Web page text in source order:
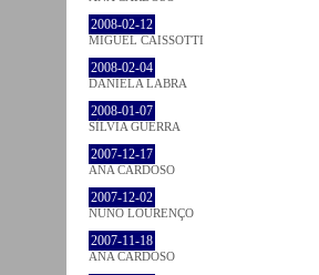
2008-02-12
MIGUEL CAISSOTTI
2008-02-04
DANIELA LABRA
2008-01-07
SÍLVIA GUERRA
2007-12-17
ANA CARDOSO
2007-12-02
NUNO LOURENÇO
2007-11-18
ANA CARDOSO